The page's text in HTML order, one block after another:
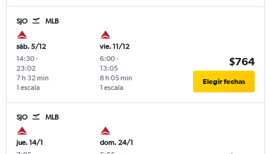
SJO MLB
sáb. 5/12
14:30-
23:02
1 escala
7 h 32 min
vie. 11/12
6:00-
13:05
1 escala
8 h 05 min
$764
Elegir fechas
SJO MLB
jue. 14/1
dom. 24/1